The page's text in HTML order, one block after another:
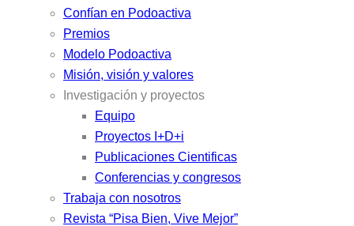
Confían en Podoactiva
Premios
Modelo Podoactiva
Misión, visión y valores
Investigación y proyectos
Equipo
Proyectos I+D+i
Publicaciones Cientificas
Conferencias y congresos
Trabaja con nosotros
Revista “Pisa Bien, Vive Mejor”